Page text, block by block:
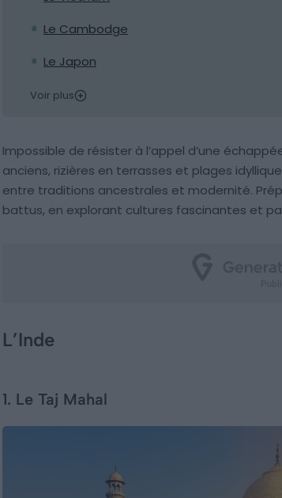
Le Cambodge
Le Japon
Voir plus
Impossible de résister à l’appel d’une
anciens, rizières en terrasses et plages
entre traditions ancestrales et modernité.
battus, en explorant cultures fascinantes et
L’Inde
1. Le Taj Mahal